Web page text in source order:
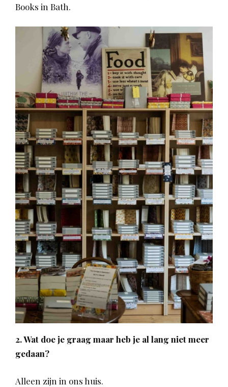
Books in Bath.
2. Wat doe je graag maar heb je al lang niet meer
gedaan?
Alleen zijn in ons huis.